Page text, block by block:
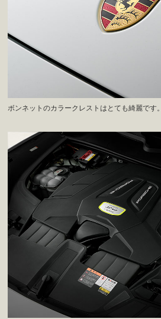
ボンネットのカラークレストはとても綺麗です。